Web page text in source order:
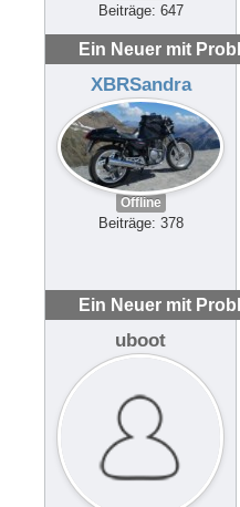
Beiträge: 647
Ein Neuer mit
XBRSandra
Offline
Beiträge: 378
Ein Neuer mit
uboot